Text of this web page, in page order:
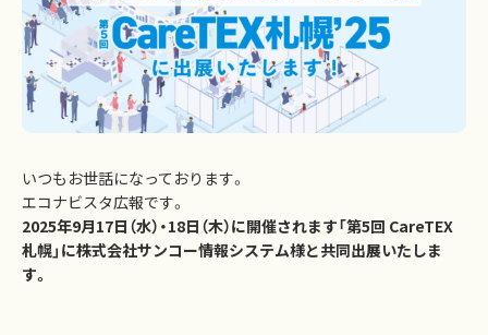
いつもお世話になっております。
エコナビスタ広報です。
2025年9月17日（水）・18日（木）に開催されます「第5回 CareTEX
札幌」に株式会社サンコー情報システム様と共同出展いたしま
す。